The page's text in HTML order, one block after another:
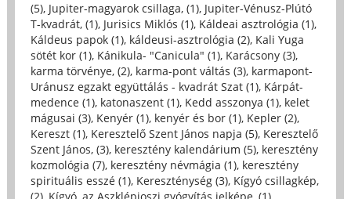
(5), Jupiter-magyarok csillaga, (1), Jupiter-Vénusz-Plútó
T-kvadrát, (1), Jurisics Miklós (1), Káldeai asztrológia (1),
Káldeus papok (1), káldeusi-asztrológia (2), Kali Yuga
sötét kor (1), Kánikula- "Canicula" (1), Karácsony (3),
karma törvénye, (2), karma-pont váltás (3), karmapont-
Uránusz egzakt együttálás - kvadrát Szat (1), Kárpát-
medence (1), katonaszent (1), Kedd asszonya (1), kelet
mágusai (3), Kenyér (1), kenyér és bor (1), Kepler (2),
Kereszt (1), Keresztelő Szent János napja (5), Keresztelő
Szent János, (3), keresztény kalendárium (5), keresztény
kozmológia (7), keresztény névmágia (1), keresztény
spirituális esszé (1), Kereszténység (3), Kígyó csillagkép,